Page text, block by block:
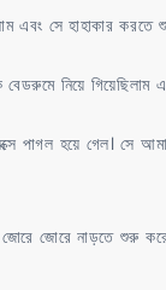
এবং সে হাহাকার
নিয়ে গিয়েছিলাম
পাগল হয়ে গেল। সে
জোরে নাড়তে শুরু